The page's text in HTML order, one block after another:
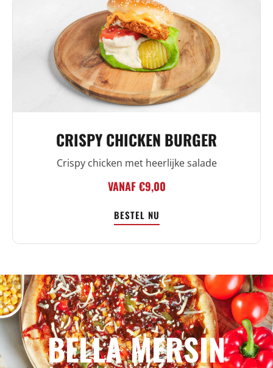
CRISPY CHICKEN BURGER
Crispy chicken met heerlijke salade
VANAF €9,00
BESTEL NU
BELLA MERSIN